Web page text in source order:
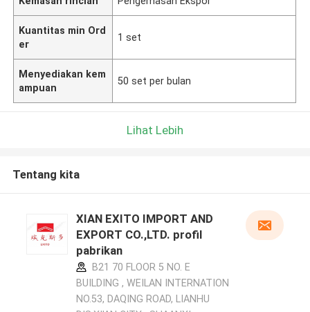
Kuantitas min Ord
er
1 set
Menyediakan kem
ampuan
50 set per bulan
Lihat Lebih
Tentang kita
XIAN EXITO IMPORT AND
EXPORT CO.,LTD. profil
pabrikan
B21 70 FLOOR 5 NO. E
BUILDING , WEILAN INTERNATION
NO.53, DAQING ROAD, LIANHU